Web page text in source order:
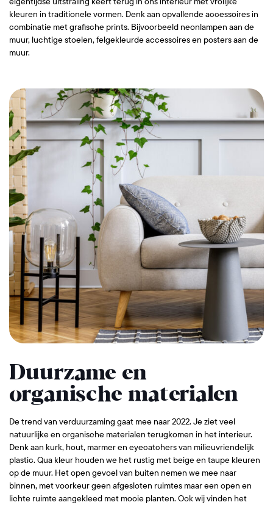
kleuren in traditionele vormen. Denk aan opvallende accessoires in
combinatie met grafische prints. Bijvoorbeeld neonlampen aan de
muur, luchtige stoelen, felgekleurde accessoires en posters aan de
muur.
Duurzame en
organische materialen
De trend van verduurzaming gaat mee naar 2022. Je ziet veel
natuurlijke en organische materialen terugkomen in het interieur.
Denk aan kurk, hout, marmer en eyecatchers van milieuvriendelijk
plastic. Qua kleur houden we het rustig met beige en taupe kleuren
op de muur. Het open gevoel van buiten nemen we mee naar
binnen, met voorkeur geen afgesloten ruimtes maar een open en
lichte ruimte aangekleed met mooie planten. Ook wij vinden het